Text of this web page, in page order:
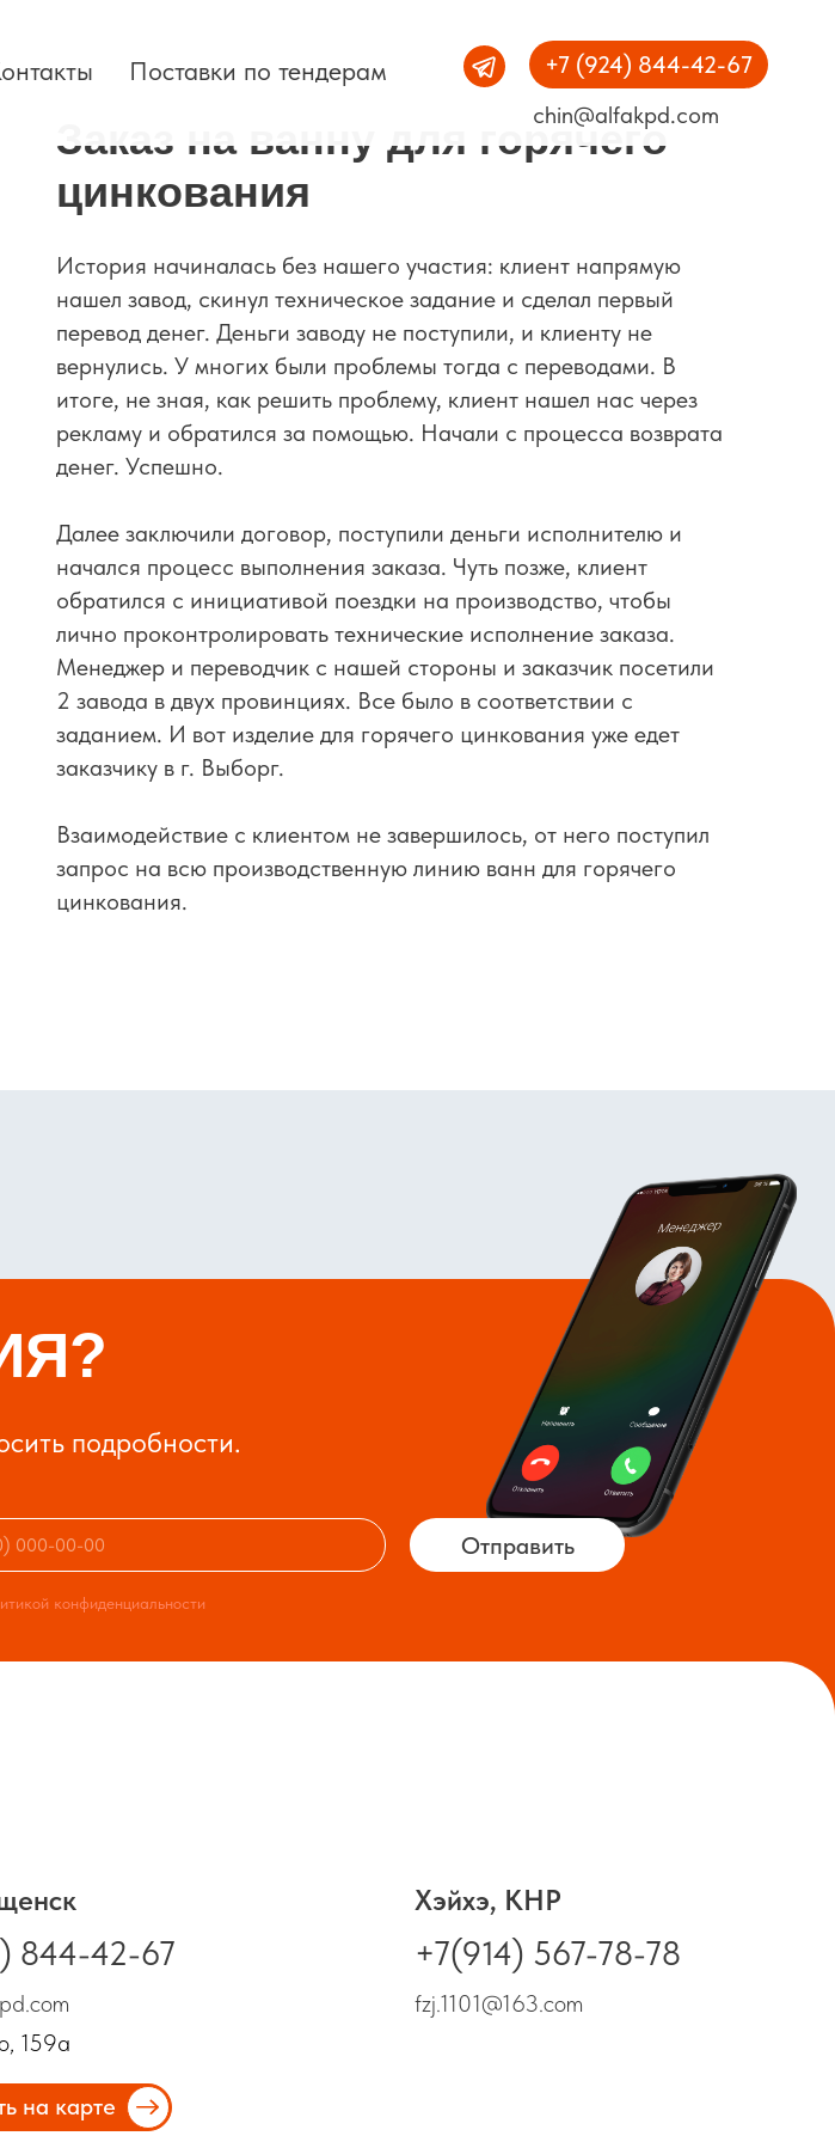
Поставки по тендерам
+7 (924) 844-42-67
chin@alfakpd.com
Заказ на ванну для горячего
цинкования
История начиналась без нашего участия: клиент напрямую
нашел завод, скинул техническое задание и сделал первый
перевод денег. Деньги заводу не поступили, и клиенту не
вернулись. У многих были проблемы тогда с переводами. В
итоге, не зная, как решить проблему, клиент нашел нас через
рекламу и обратился за помощью. Начали с процесса возврата
денег. Успешно.
Далее заключили договор, поступили деньги исполнителю и
начался процесс выполнения заказа. Чуть позже, клиент
обратился с инициативой поездки на производство, чтобы
лично проконтролировать технические исполнение заказа.
Менеджер и переводчик с нашей стороны и заказчик посетили
2 завода в двух провинциях. Все было в соответствии с
заданием. И вот изделие для горячего цинкования уже едет
заказчику в г. Выборг.
Взаимодействие с клиентом не завершилось, от него поступил
запрос на всю производственную линию ванн для горячего
цинкования.
подробности.
конфиденциальности
Отправить
Хэйхэ, КНР
+7(914) 567-78-78
fzj.1101@163.com
844-42-67
на карте
159а